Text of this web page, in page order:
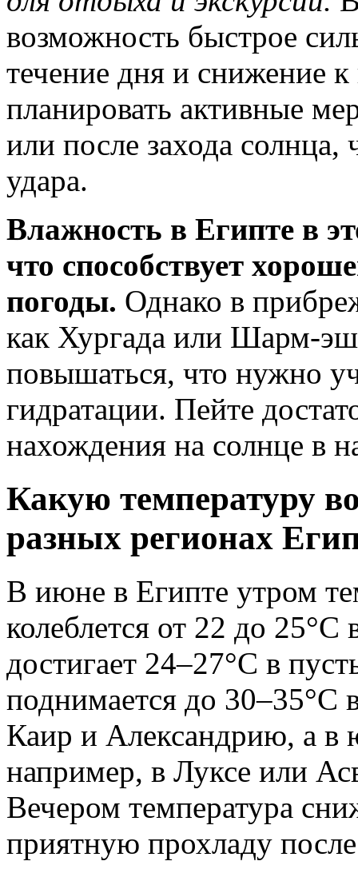
возможность быстрое
течение дня и снижение
планировать активные
или после захода солнца,
удара.
Влажность в Египте в
что способствует
погоды. Однако в
как Хургада или Шарм-
повышаться, что нужно
гидратации. Пейте
нахождения на солнце в
Какую температуру
разных регионах
В июне в Египте утром
колеблется от 22 до
достигает 24–27°C в
поднимается до 30–35°C
Каир и Александрию, а
например, в Луксе или
Вечером температура
приятную прохладу